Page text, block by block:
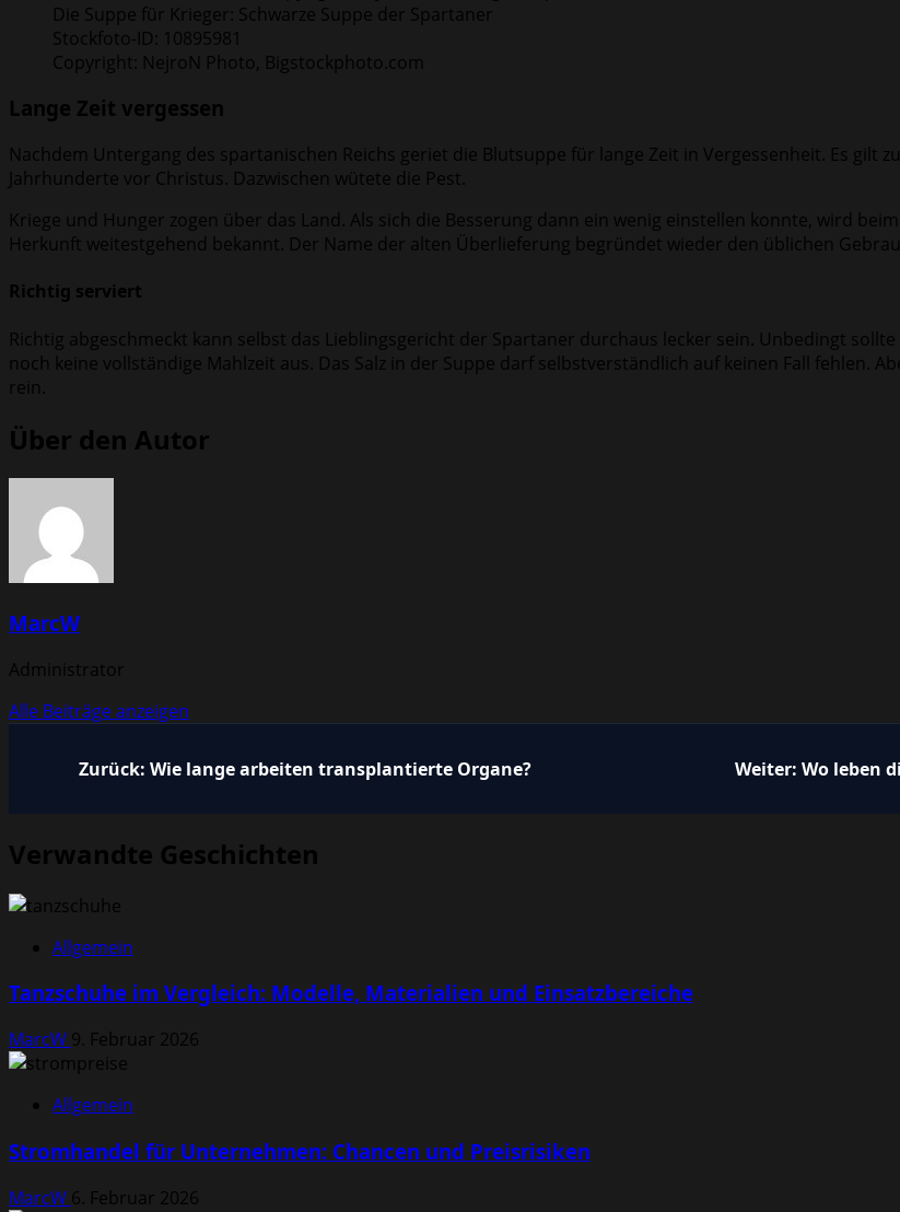
Die Suppe für Krieger: Schwarze Suppe der Spartaner
Stockfoto-ID: 10895981
Copyright: NejroN Photo, Bigstockphoto.com
Lange Zeit vergessen
Nachdem Untergang des spartanischen Reichs geriet die Blutsuppe für lange Zeit in Vergessenheit. Es gilt
Jahrhunderte vor Christus. Dazwischen wütete die Pest.
Kriege und Hunger zogen über das Land. Als sich die Besserung dann ein wenig einstellen konnte, wird
Herkunft weitestgehend bekannt. Der Name der alten Überlieferung begründet wieder den üblichen
Richtig serviert
Richtig abgeschmeckt kann selbst das Lieblingsgericht der Spartaner durchaus lecker sein. Unbedingt
noch keine vollständige Mahlzeit aus. Das Salz in der Suppe darf selbstverständlich auf keinen Fall fehlen.
rein.
Über den Autor
MarcW
Administrator
Alle Beiträge anzeigen
Beitragsnavigation
Zurück: Wie lange arbeiten transplantierte Organe? Weiter: Wo leben
Verwandte Geschichten
Allgemein
Tanzschuhe im Vergleich: Modelle, Materialien und Einsatzbereiche
MarcW 9. Februar 2026
Allgemein
Stromhandel für Unternehmen: Chancen und Preisrisiken
MarcW 6. Februar 2026